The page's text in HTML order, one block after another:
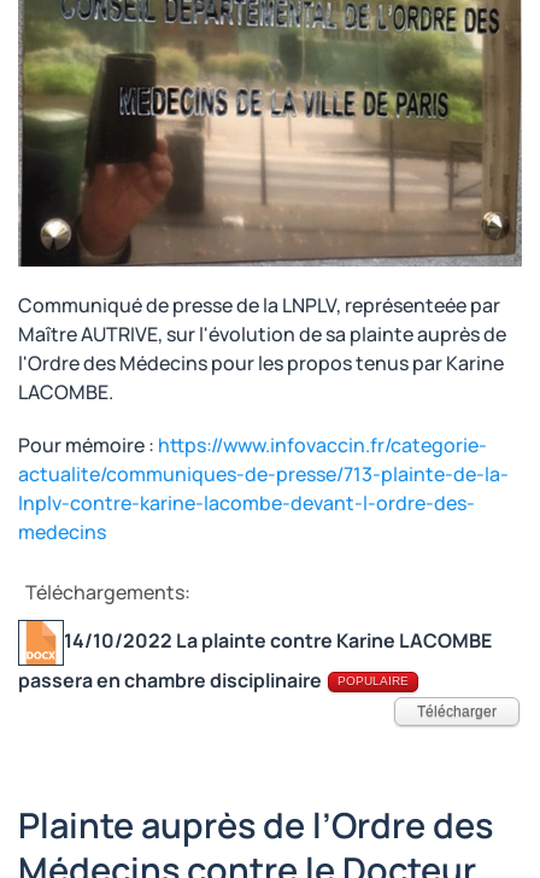
Communiqué de presse de la LNPLV, représenteée par
Maître AUTRIVE, sur l'évolution de sa plainte auprès de
l'Ordre des Médecins pour les propos tenus par Karine
LACOMBE.
Pour mémoire : https://www.infovaccin.fr/categorie-
actualite/communiques-de-presse/713-plainte-de-la-
lnplv-contre-karine-lacombe-devant-l-ordre-des-
medecins
Téléchargements:
14/10/2022 La plainte contre Karine LACOMBE
passera en chambre disciplinaire
POPULAIRE
Télécharger
Plainte auprès de l’Ordre des